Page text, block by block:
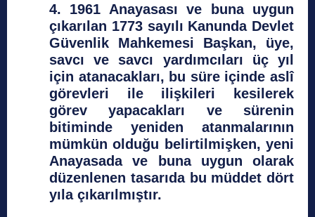
4. 1961 Anayasası ve buna uygun
çıkarılan 1773 sayılı Kanunda Devlet
Güvenlik Mahkemesi Başkan, üye,
savcı ve savcı yardımcıları üç yıl
için atanacakları, bu süre içinde aslî
görevleri ile ilişkileri kesilerek
görev yapacakları ve sürenin
bitiminde yeniden atanmalarının
mümkün olduğu belirtilmişken, yeni
Anayasada ve buna uygun olarak
düzenlenen tasarıda bu müddet dört
yıla çıkarılmıştır.